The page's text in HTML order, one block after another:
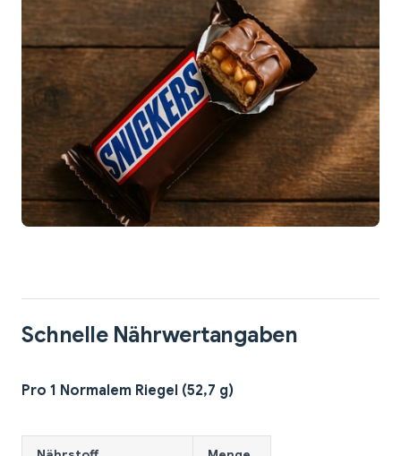
Schnelle Nährwertangaben
Pro 1 Normalem Riegel (52,7 g)